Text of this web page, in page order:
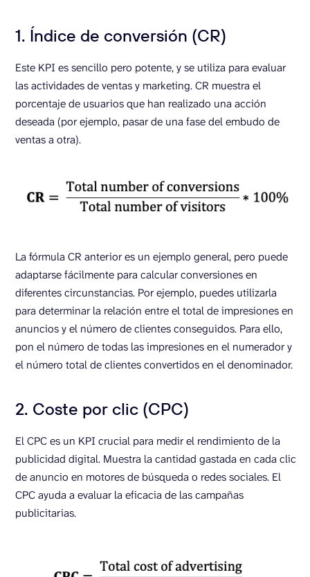
1. Índice de conversión (CR)
Este KPI es sencillo pero potente, y se utiliza para evaluar
las actividades de ventas y marketing. CR muestra el
porcentaje de usuarios que han realizado una acción
deseada (por ejemplo, pasar de una fase del embudo de
ventas a otra).
La fórmula CR anterior es un ejemplo general, pero puede
adaptarse fácilmente para calcular conversiones en
diferentes circunstancias. Por ejemplo, puedes utilizarla
para determinar la relación entre el total de impresiones en
anuncios y el número de clientes conseguidos. Para ello,
pon el número de todas las impresiones en el numerador y
el número total de clientes convertidos en el denominador.
2. Coste por clic (CPC)
El CPC es un KPI crucial para medir el rendimiento de la
publicidad digital. Muestra la cantidad gastada en cada clic
de anuncio en motores de búsqueda o redes sociales. El
CPC ayuda a evaluar la eficacia de las campañas
publicitarias.